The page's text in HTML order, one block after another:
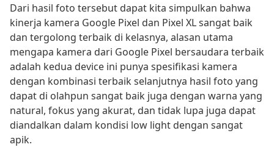
Dari hasil foto tersebut dapat kita simpulkan bahwa
kinerja kamera Google Pixel dan Pixel XL sangat baik
dan tergolong terbaik di kelasnya, alasan utama
mengapa kamera dari Google Pixel bersaudara terbaik
adalah kedua device ini punya spesifikasi kamera
dengan kombinasi terbaik selanjutnya hasil foto yang
dapat di olahpun sangat baik juga dengan warna yang
natural, fokus yang akurat, dan tidak lupa juga dapat
diandalkan dalam kondisi low light dengan sangat
apik.